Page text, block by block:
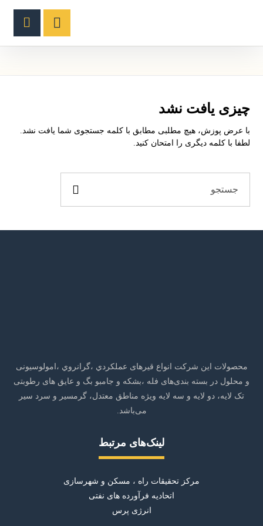
چیزی یافت نشد
با عرض پوزش، هیچ مطلبی مطابق با کلمه جستجوی شما یافت نشد.
لطفا با کلمه دیگری را امتحان کنید.
محصولات این شرکت انواع قیرهای عملکردي ،گرانروي ،امولوسیونی
و محلول در بسته بندی‌های فله ،بشکه و جامبو بگ و عایق های رطوبتی
تک لایه، دو لایه و سه لایه ویژه مناطق معتدل، گرمسیر و سرد سیر
می‌باشد.
لینک‌های مرتبط
مرکز تحقیقات راه ، مسکن و شهرسازی
اتحادیه فرآورده های نفتی
انرژی پرس